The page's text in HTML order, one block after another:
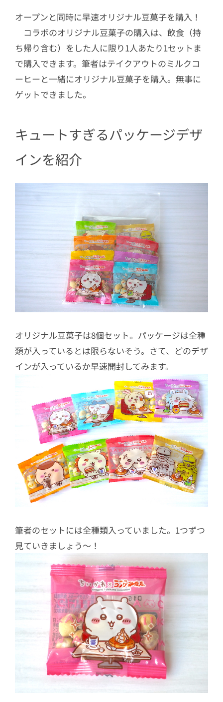
オープンと同時に早速オリジナル豆菓子を購入！
コラボのオリジナル豆菓子の購入は、飲食（持
ち帰り含む）をした人に限り1人あたり1セットま
で購入できます。筆者はテイクアウトのミルクコ
ーヒーと一緒にオリジナル豆菓子を購入。無事に
ゲットできました。
キュートすぎるパッケージデザ
インを紹介
オリジナル豆菓子は8個セット。パッケージは全種
類が入っているとは限らないそう。さて、どのデザ
インが入っているか早速開封してみます。
筆者のセットには全種類入っていました。1つずつ
見ていきましょう〜！